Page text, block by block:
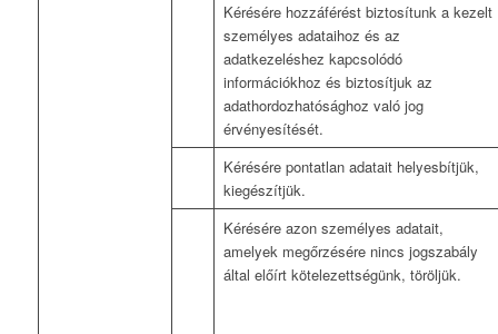
Kérésére hozzáférést biztosítunk a kezelt
személyes adataihoz és az
adatkezeléshez kapcsolódó
információkhoz és biztosítjuk az
adathordozhatósághoz való jog
érvényesítését.
Kérésére pontatlan adatait helyesbítjük,
kiegészítjük.
Kérésére azon személyes adatait,
amelyek megőrzésére nincs jogszabály
által előírt kötelezettségünk, töröljük.